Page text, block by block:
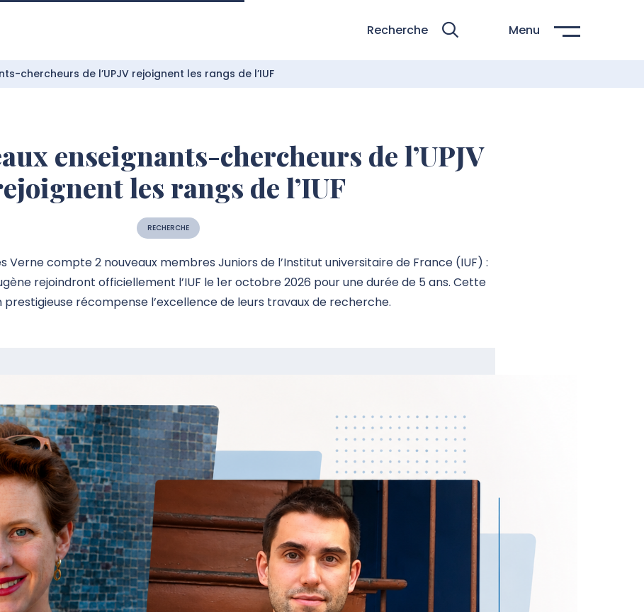
Recherche Menu
chercheurs de l’UPJV rejoignent les rangs de l’IUF
enseignants-chercheurs de l’UPJV
les rangs de l’IUF
RECHERCHE
Verne compte 2 nouveaux membres Juniors de l’Institut universitaire de France (IUF) :
rejoindront officiellement l’IUF le 1er octobre 2026 pour une durée de 5 ans. Cette
prestigieuse récompense l’excellence de leurs travaux de recherche.